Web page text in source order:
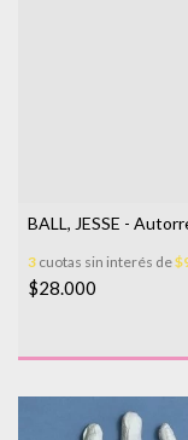
BALL, JESSE -
3 cuotas sin interés de
$28.000